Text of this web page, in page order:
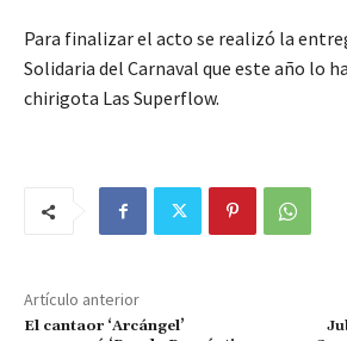
Para finalizar el acto se realizó la
Solidaria del Carnaval que este año lo
chirigota Las Superflow.
Artículo anterior
El cantaor ‘Arcángel’